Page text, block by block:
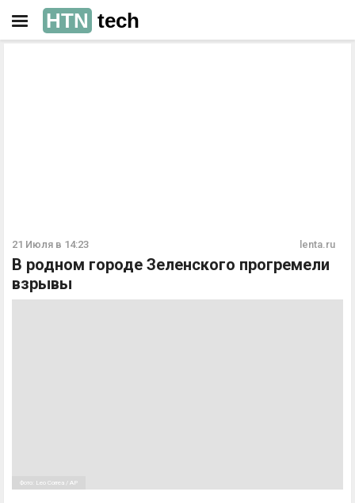
HTN tech
21 Июля в 14:23 lenta.ru
В родном городе Зеленского прогремели
взрывы
Фото: Leo Correa / AP